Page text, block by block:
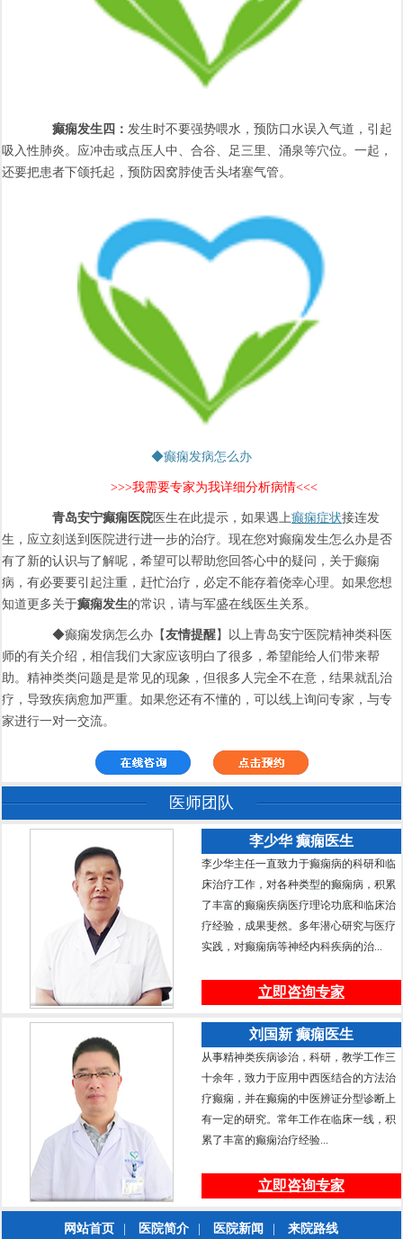
癫痫发生四： 发生时不要强势喂水，预防口水误入气道，引起
吸入性肺炎。应冲击或点压人中、合谷、足三里、涌泉等穴位。一起，
还要把患者下颌托起，预防因窝脖使舌头堵塞气管。
◆癫痫发病怎么办
>>>我需要专家为我详细分析病情<<<
青岛安宁癫痫医院 医生在此提示，如果遇上癫痫症状接连发
生，应立刻送到医院进行进一步的治疗。现在您对癫痫发生怎么办是否
有了新的认识与了解呢，希望可以帮助您回答心中的疑问，关于癫痫
病，有必要要引起注重，赶忙治疗，必定不能存着侥幸心理。如果您想
知道更多关于癫痫发生的常识，请与军盛在线医生关系。
◆癫痫发病怎么办【友情提醒】以上青岛安宁医院精神类科医
师的有关介绍，相信我们大家应该明白了很多，希望能给人们带来帮
助。精神类类问题是是常见的现象，但很多人完全不在意，结果就乱治
疗，导致疾病愈加严重。如果您还有不懂的，可以线上询问专家，与专
家进行一对一交流。
医师团队
李少华 癫痫医生
李少华主任一直致力于癫痫病的科研和临
床治疗工作，对各种类型的癫痫病，积累
了丰富的癫痫疾病医疗理论功底和临床治
疗经验，成果斐然。多年潜心研究与医疗
实践，对癫痫病等神经内科疾病的治...
立即咨询专家
刘国新 癫痫医生
从事精神类疾病诊治，科研，教学工作三
十余年，致力于应用中西医结合的方法治
疗癫痫，并在癫痫的中医辨证分型诊断上
有一定的研究。常年工作在临床一线，积
累了丰富的癫痫治疗经验...
立即咨询专家
网站首页 医院简介 医院新闻 来院路线